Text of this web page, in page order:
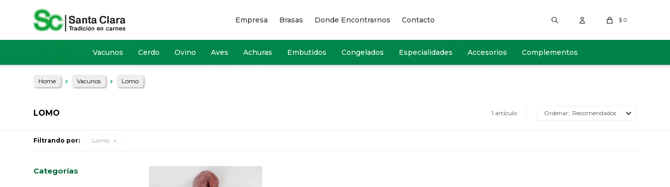
Vacunos Cerdo Ovino Aves Achuras Embutidos Congelados Especialidades Accesorios Complementos
$ 0
Empresa Brasas Donde Encontrarnos Contacto
Home Vacunos Lomo
LOMO 1 artículo Recomendados
Filtrando por: Lomo
Categorías